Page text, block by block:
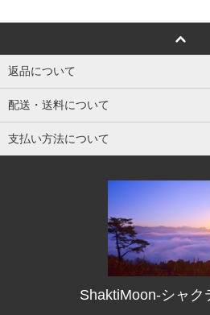
返品について
配送・送料について
支払い方法について
ShaktiMoon-シャク